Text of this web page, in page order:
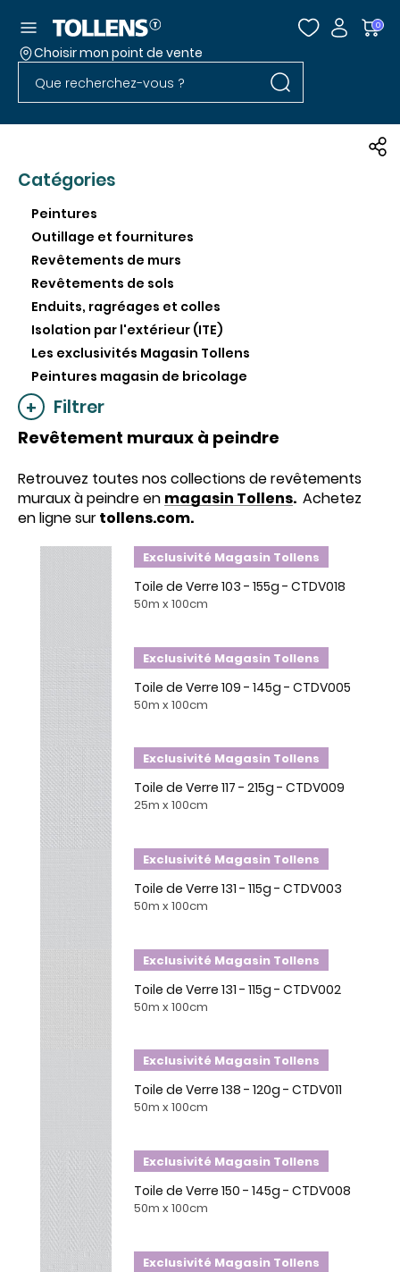
0
Passer la liste des magasins et aller au pied
Choisir mon point de vente
Rechercher dans le site Rechercher
Accéder au menu
Catégories
Peintures
Outillage et fournitures
Revêtements de murs
Revêtements de sols
Enduits, ragréages et colles
Isolation par l'extérieur (ITE)
Les exclusivités Magasin Tollens
Peintures magasin de bricolage
Filtrer
Revêtement muraux à peindre
Retrouvez toutes nos collections de revêtements
muraux à peindre en magasin Tollens. Achetez
en ligne surtollens.com.
Exclusivité Magasin Tollens
Toile de Verre 103 - 155g - CTDV018
50m x 100cm
Exclusivité Magasin Tollens
Toile de Verre 109 - 145g - CTDV005
50m x 100cm
Exclusivité Magasin Tollens
Toile de Verre 117 - 215g - CTDV009
25m x 100cm
Exclusivité Magasin Tollens
Toile de Verre 131 - 115g - CTDV003
50m x 100cm
Exclusivité Magasin Tollens
Toile de Verre 131 - 115g - CTDV002
50m x 100cm
Exclusivité Magasin Tollens
Toile de Verre 138 - 120g - CTDV011
50m x 100cm
Exclusivité Magasin Tollens
Toile de Verre 150 - 145g - CTDV008
50m x 100cm
Exclusivité Magasin Tollens